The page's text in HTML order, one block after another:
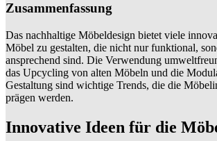
Zusammenfassung
Das nachhaltige Möbeldesign bietet viele
Möbel zu gestalten, die nicht nur funktional,
ansprechend sind. Die Verwendung
das Upcycling von alten Möbeln und die
Gestaltung sind wichtige Trends, die die
prägen werden.
Innovative Ideen für die